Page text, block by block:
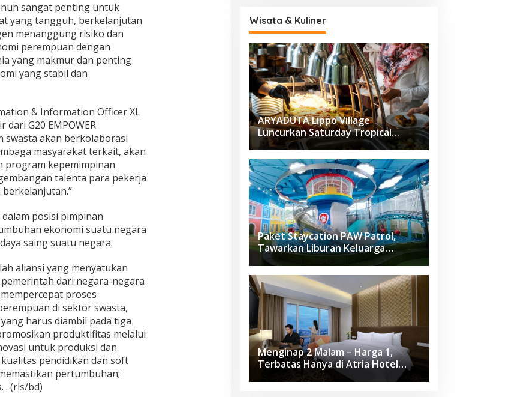
sangat penting untuk
yang tangguh, berkelanjutan
menanggung risiko dan
perempuan dengan
yang makmur dan penting
yang stabil dan
& Information Officer XL
dari G20 EMPOWER
swasta akan berkolaborasi
masyarakat terkait, akan
kepemimpinan
talenta para pekerja
posisi pimpinan
ekonomi suatu negara
saing suatu negara.
aliansi yang menyatukan
dari negara-negara
proses
di sektor swasta,
harus diambil pada tiga
produktifitas melalui
untuk produksi dan
pendidikan dan soft
pertumbuhan;
. (rls/bd)
Wisata & Kuliner
ARYADUTA Lippo Village
Luncurkan Saturday Tropical
Brunch
Paket Staycation PAW Patrol,
Tawarkan Liburan Keluarga
Menyenangkan Hanya di Herloom
Hotel BSD
Menginap 2 Malam – Harga 1,
Terbatas Hanya di Atria Hotel